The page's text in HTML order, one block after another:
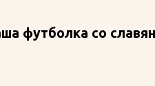
футболка со